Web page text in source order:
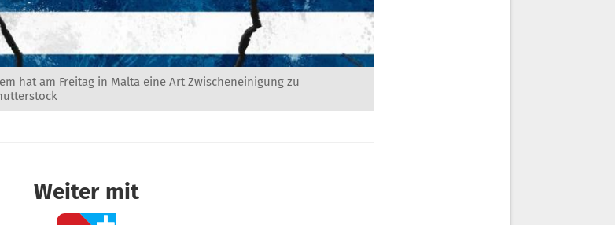
hat am Freitag in Malta eine Art Zwischeneinigung zu